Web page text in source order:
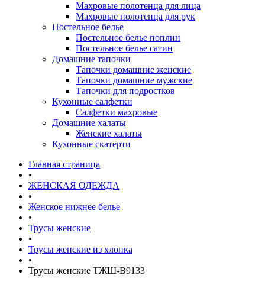
Махровые полотенца для лица
Махровые полотенца для рук
Постельное белье
Постельное белье поплин
Постельное белье сатин
Домашние тапочки
Тапочки домашние женские
Тапочки домашние мужские
Тапочки для подростков
Кухонные салфетки
Салфетки махровые
Домашние халаты
Женские халаты
Кухонные скатерти
Главная страница
•
ЖЕНСКАЯ ОДЕЖДА
•
Женское нижнее белье
•
Трусы женские
•
Трусы женские из хлопка
•
Трусы женские ТЖШ-B9133